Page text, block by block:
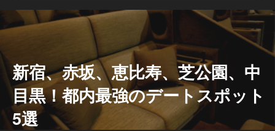
新宿、赤坂、恵比寿、芝公園、中
目黒！都内最強のデートスポット
5選